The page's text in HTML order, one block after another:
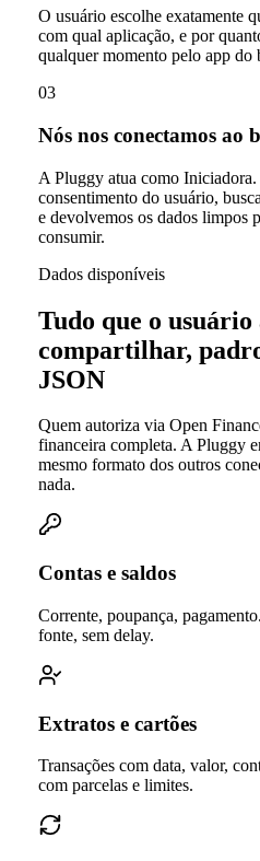
O usuário escolhe exatamente
com qual aplicação, e por
qualquer momento pelo app do
03
Nós nos conectamos ao
A Pluggy atua como
consentimento do usuário,
e devolvemos os dados limpos
consumir.
Dados disponíveis
Tudo que o
compartilhar,
JSON
Quem autoriza via Open
financeira completa. A Pluggy
mesmo formato dos outros
nada.
Contas e saldos
Corrente, poupança,
fonte, sem delay.
Extratos e cartões
Transações com data, valor,
com parcelas e limites.